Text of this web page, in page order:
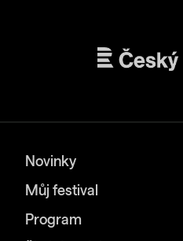
Novinky
Můj festival
Program